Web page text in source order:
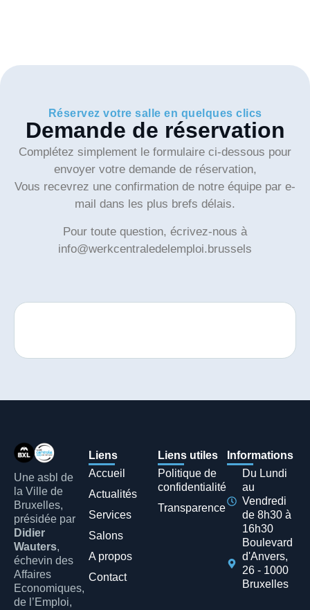
Réservez votre salle en quelques clics
Demande de réservation
Complétez simplement le formulaire ci-dessous pour
envoyer votre demande de réservation,
Vous recevrez une confirmation de notre équipe par e-
mail dans les plus brefs délais.
Pour toute question, écrivez-nous à
info@werkcentraledelemploi.brussels
Une asbl de
la Ville de
Bruxelles,
présidée par
Didier
Wauters,
échevin des
Affaires
Economiques,
de l’Emploi,
Liens
Accueil
Actualités
Services
Salons
A propos
Contact
Liens utiles
Politique de
confidentialité
Transparence
Informations
Du Lundi
au
Vendredi
de 8h30 à
16h30
Boulevard
d'Anvers,
26 - 1000
Bruxelles